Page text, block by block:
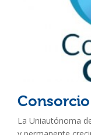
La Uniautónoma